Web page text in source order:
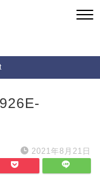
2021年8月21日